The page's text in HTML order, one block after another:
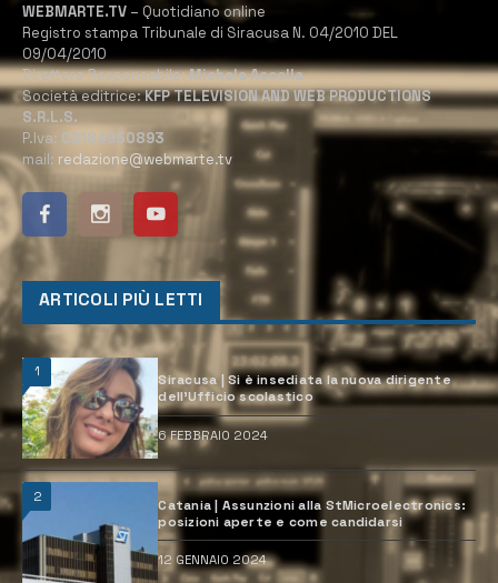
WEBMARTE.TV – Quotidiano online
Registro stampa Tribunale di Siracusa N. 04/2010 DEL
09/04/2010
Direttore Responsabile:Michele Accolla
Società editrice:KFP TELEVISION AND WEB PRODUCTIONS
S.R.L.S.
P.Iva: 02184950893
mail: redazione@webmarte.tv
ARTICOLI PIÙ LETTI
1
Siracusa | Si è insediata la nuova dirigente
dell’Ufficio scolastico
6 FEBBRAIO 2024
2
Catania | Assunzioni alla StMicroelectronics:
posizioni aperte e come candidarsi
12 GENNAIO 2024